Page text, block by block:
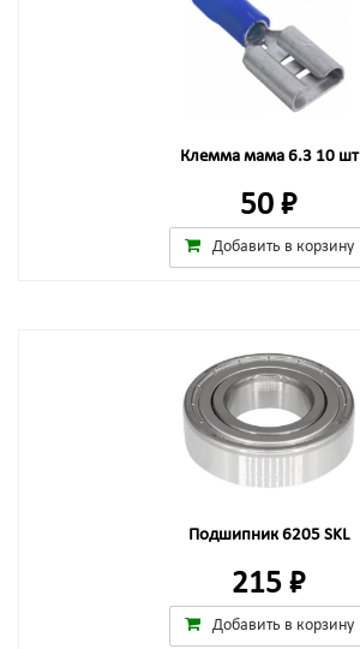
Клемма мама 6.3 10 шт
50 ₽
Добавить в корзину
Подшипник 6205 SKL
215 ₽
Добавить в корзину